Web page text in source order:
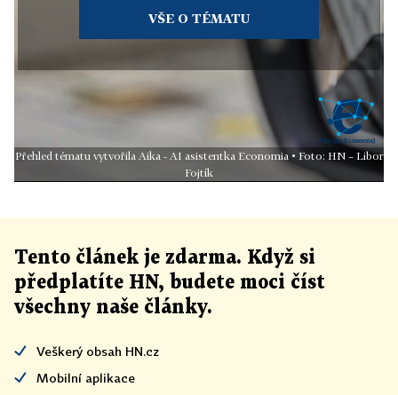
VŠE O TÉMATU
Přehled tématu vytvořila Aika - AI asistentka Economia • Foto: HN – Libor
Fojtík
Tento článek je zdarma. Když si
předplatíte HN, budete moci číst
všechny naše články.
Veškerý obsah HN.cz
Mobilní aplikace